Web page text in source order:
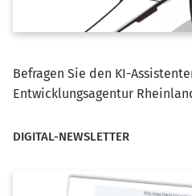
Befragen Sie den KI-
Entwicklungsagentur
DIGITAL-NEWSLETTER